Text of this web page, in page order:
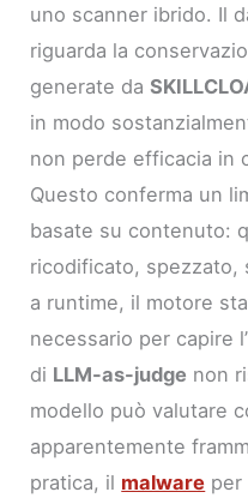
uno scanner ibrido. Il
riguarda la
generate da
in modo
non perde efficacia in
Questo conferma un
basate su contenuto:
ricodificato, spezzato,
a runtime, il motore
necessario per capire
di LLM-as-judge non
modello può valutare
apparentemente
pratica, il malware per